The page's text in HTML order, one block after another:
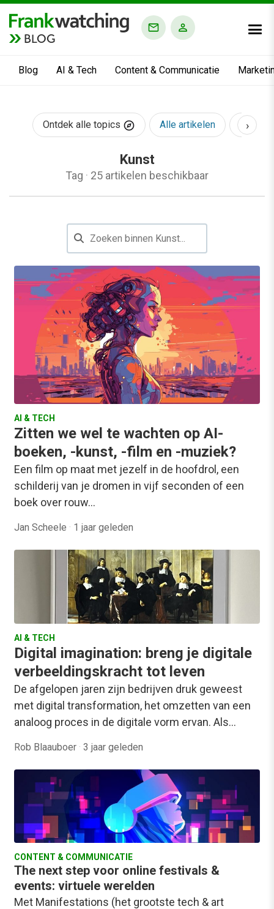
BLOG
Blog AI & Tech Content & Communicatie
Ontdek alle topics Alle artikelen AI &
›
Kunst
Tag · 25 artikelen beschikbaar
AI & TECH
Zitten we wel te wachten op AI-
boeken, -kunst, -film en -muziek?
Een film op maat met jezelf in de hoofdrol, een
schilderij van je dromen in vijf seconden of een
boek over rouw…
Jan Scheele · 1 jaar geleden
AI & TECH
Digital imagination: breng je digitale
verbeeldingskracht tot leven
De afgelopen jaren zijn bedrijven druk geweest
met digital transformation, het omzetten van een
analoog proces in de digitale vorm ervan. Als…
Rob Blaauboer · 3 jaar geleden
CONTENT & COMMUNICATIE
The next step voor online festivals &
events: virtuele werelden
Met Manifestations (het grootste tech & art